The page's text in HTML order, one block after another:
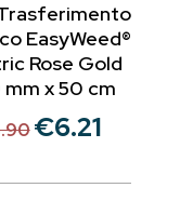
EasyWeed®
Rose Gold
x 50 cm
Il
originale
€6.21Il
attuale